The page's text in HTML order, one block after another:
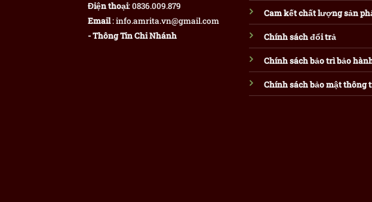
Điện thoại: 0836.009.879
Email: info.amrita.vn@gmail.com
- Thông Tin Chi Nhánh
Cam kết chất lượng sản
Chính sách đổi trả
Chính sách bảo trì bảo
Chính sách bảo mật thông